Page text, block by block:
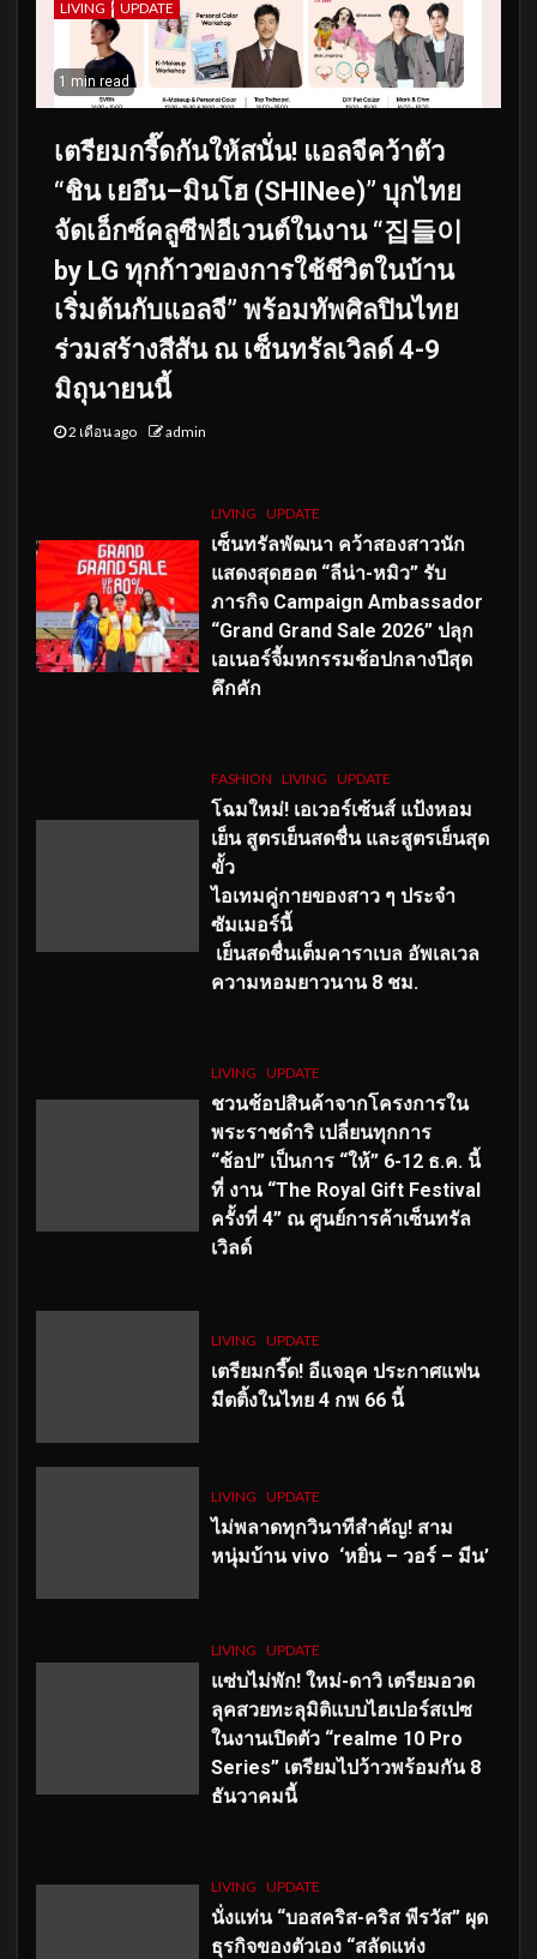
LIVING UPDATE
1 min read
เตรียมกรี๊ดกันให้สนั่น! แอลจีคว้าตัว
“ชิน เยอึน–มินโฮ (SHINee)” บุกไทย
จัดเอ็กซ์คลูซีฟอีเวนต์ในงาน “집들이
by LG ทุกก้าวของการใช้ชีวิตในบ้าน
เริ่มต้นกับแอลจี” พร้อมทัพศิลปินไทย
ร่วมสร้างสีสัน ณ เซ็นทรัลเวิลด์ 4-9
มิถุนายนนี้
2 เดือน ago admin
LIVING UPDATE
เซ็นทรัลพัฒนา คว้าสองสาวนัก
แสดงสุดฮอต “ลีน่า-หมิว” รับ
ภารกิจ Campaign Ambassador
“Grand Grand Sale 2026” ปลุก
เอเนอร์จี้มหกรรมช้อปกลางปีสุด
คึกคัก
FASHION LIVING UPDATE
โฉมใหม่! เอเวอร์เซ้นส์ แป้งหอม
เย็น สูตรเย็นสดชื่น และสูตรเย็นสุด
ขั้ว
ไอเทมคู่กายของสาว ๆ ประจำ
ซัมเมอร์นี้
เย็นสดชื่นเต็มคาราเบล อัพเลเวล
ความหอมยาวนาน 8 ชม.
LIVING UPDATE
ชวนช้อปสินค้าจากโครงการใน
พระราชดำริ เปลี่ยนทุกการ
“ช้อป” เป็นการ “ให้” 6-12 ธ.ค. นี้
ที่ งาน “The Royal Gift Festival
ครั้งที่ 4” ณ ศูนย์การค้าเซ็นทรัล
เวิลด์
LIVING UPDATE
เตรียมกรี๊ด! อีแจอุค ประกาศแฟน
มีตติ้งในไทย 4 กพ 66 นี้
LIVING UPDATE
ไม่พลาดทุกวินาทีสำคัญ! สาม
หนุ่มบ้าน vivo ‘หยิ่น – วอร์ – มีน’
LIVING UPDATE
แซ่บไม่พัก! ใหม่-ดาวิ เตรียมอวด
ลุคสวยทะลุมิติแบบไฮเปอร์สเปซ
ในงานเปิดตัว “realme 10 Pro
Series” เตรียมไปว้าวพร้อมกัน 8
ธันวาคมนี้
LIVING UPDATE
นั่งแท่น “บอสคริส-คริส พีรวัส” ผุด
ธุรกิจของตัวเอง “สลัดแห่ง